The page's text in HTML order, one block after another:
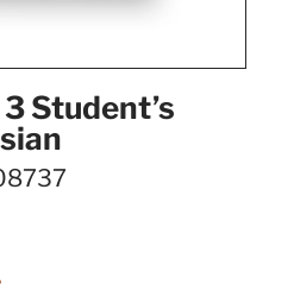
Student’s